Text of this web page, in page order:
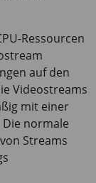
Ressourcen
auf den
Videostreams
mit einer
Die normale
Streams